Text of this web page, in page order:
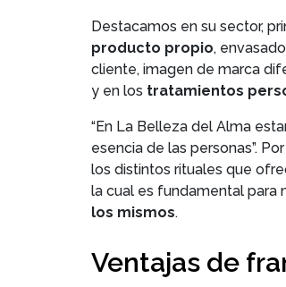
Destacamos en su sector,
producto propio,
cliente, imagen de marca
y en los tratamientos
“En La Belleza del Alma
esencia de las personas”.
los distintos rituales que
la cual es fundamental para
los mismos.
Ventajas de